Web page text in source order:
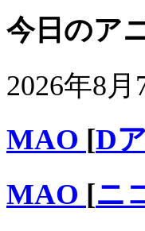
今日のア
2026年8
MAO [D
MAO [ニ